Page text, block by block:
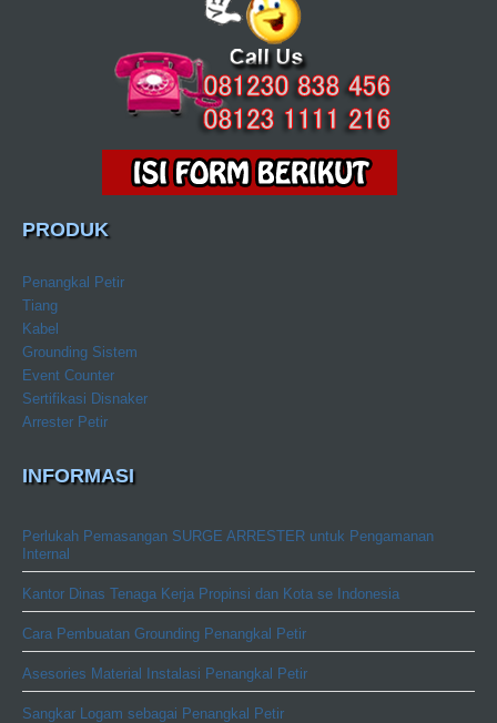
PRODUK
Penangkal Petir
Tiang
Kabel
Grounding Sistem
Event Counter
Sertifikasi Disnaker
Arrester Petir
INFORMASI
Perlukah Pemasangan SURGE ARRESTER untuk Pengamanan
Internal
Kantor Dinas Tenaga Kerja Propinsi dan Kota se Indonesia
Cara Pembuatan Grounding Penangkal Petir
Asesories Material Instalasi Penangkal Petir
Sangkar Logam sebagai Penangkal Petir